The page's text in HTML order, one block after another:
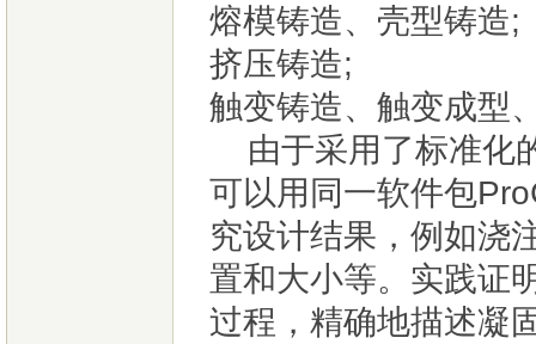
熔模铸造、壳型铸造;
挤压铸造;
触变铸造、触变成型
由于采用了标准化
可以用同一软件包
究设计结果，例如浇
置和大小等。实践证
过程，精确地描述凝